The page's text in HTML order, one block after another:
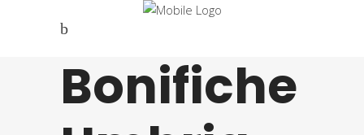
Bonifiche